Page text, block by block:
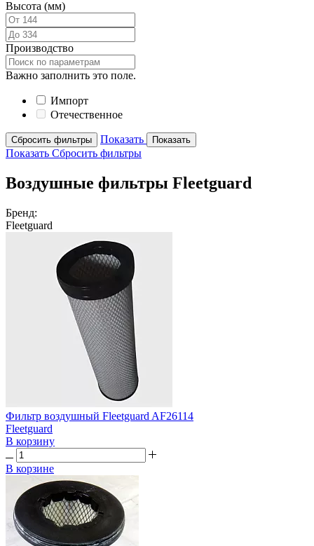
Высота (мм)
Производство
Важно заполнить это поле.
Импорт
Отечественное
Сбросить фильтры Показать Показать
Показать Сбросить фильтры
Воздушные фильтры Fleetguard
Бренд:
Fleetguard
Фильтр воздушный Fleetguard AF26114
Fleetguard
В корзину
В корзине